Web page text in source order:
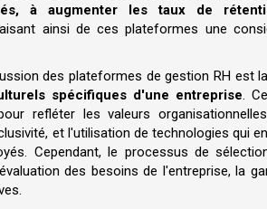
à augmenter les taux de
ainsi de ces plateformes une
des plateformes de gestion RH est la
spécifiques d'une entreprise.
refléter les valeurs
et l'utilisation de technologies qui
Cependant, le processus de
des besoins de l'entreprise, la